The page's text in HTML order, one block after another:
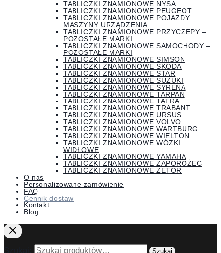
TABLICZKI ZNAMIONOWE NYSA
TABLICZKI ZNAMIONOWE PEUGEOT
TABLICZKI ZNAMIONOWE POJAZDY
MASZYNY URZĄDZENIA
TABLICZKI ZNAMIONOWE PRZYCZEPY –
POZOSTAŁE MARKI
TABLICZKI ZNAMIONOWE SAMOCHODY –
POZOSTAŁE MARKI
TABLICZKI ZNAMIONOWE SIMSON
TABLICZKI ZNAMIONOWE SKODA
TABLICZKI ZNAMIONOWE STAR
TABLICZKI ZNAMIONOWE SUZUKI
TABLICZKI ZNAMIONOWE SYRENA
TABLICZKI ZNAMIONOWE TARPAN
TABLICZKI ZNAMIONOWE TATRA
TABLICZKI ZNAMIONOWE TRABANT
TABLICZKI ZNAMIONOWE URSUS
TABLICZKI ZNAMIONOWE VOLVO
TABLICZKI ZNAMIONOWE WARTBURG
TABLICZKI ZNAMIONOWE WIELTON
TABLICZKI ZNAMIONOWE WÓZKI
WIDŁOWE
TABLICZKI ZNAMIONOWE YAMAHA
TABLICZKI ZNAMIONOWE ZAPOROŻEC
TABLICZKI ZNAMIONOWE ZETOR
O nas
Personalizowane zamówienie
FAQ
Cennik dostaw
Kontakt
Blog
Szukaj